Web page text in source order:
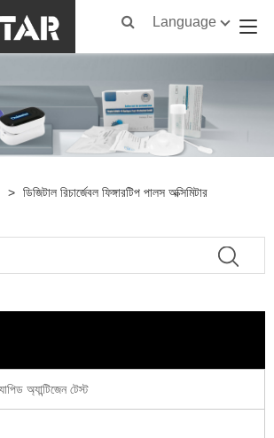
Language
> ডিজিটাল রিচার্জেবল ফিঙ্গারটিপ পালস অক্সিমিটার
অ্যান্টিজেন টেস্ট